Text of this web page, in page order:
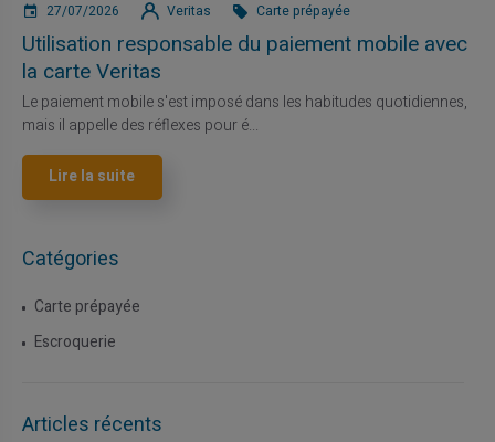
27/07/2026 Veritas Carte prépayée
Utilisation responsable du paiement mobile avec
la carte Veritas
Le paiement mobile s'est imposé dans les habitudes quotidiennes,
mais il appelle des réflexes pour é...
Lire la suite
Catégories
Carte prépayée
Escroquerie
Articles récents